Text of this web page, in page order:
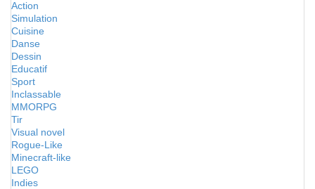
Action
Simulation
Cuisine
Danse
Dessin
Educatif
Sport
Inclassable
MMORPG
Tir
Visual novel
Rogue-Like
Minecraft-like
LEGO
Indies